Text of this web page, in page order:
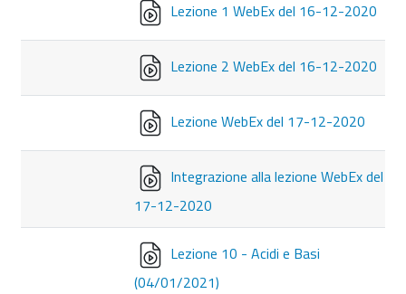
Lezione 1 WebEx del 16-12-2020
Lezione 2 WebEx del 16-12-2020
Lezione WebEx del 17-12-2020
Integrazione alla lezione WebEx del
17-12-2020
Lezione 10 - Acidi e Basi
(04/01/2021)